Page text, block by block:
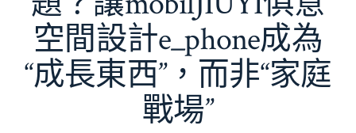
空間設計e_phone成為
“成長東西”，而非“家庭
戰場”